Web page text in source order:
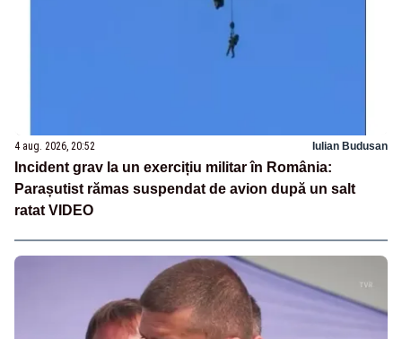
4 aug. 2026, 20:52 Iulian Budusan
Incident grav la un exercițiu militar în România:
Parașutist rămas suspendat de avion după un salt
ratat VIDEO